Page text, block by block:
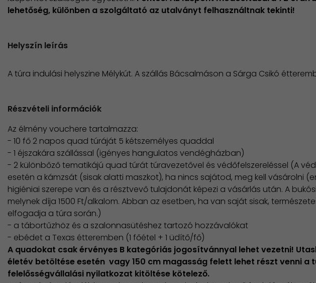
lehetőség, különben a szolgáltató az utalványt felhasználtnak tekinti!
Helyszín leírás
A túra indulási helyszine Mélykút. A szállás Bácsalmáson a Sárga Csikó
Részvételi információk
Az élmény vouchere tartalmazza:
- 10 fő 2 napos quad túráját 5 kétszemélyes quaddal
- 1 éjszakára szállással (igényes hangulatos vendégházban)
- 2 különbőző tematikájú quad túrát túravezetővel és védőfelszereléssel (A
esetén a kámzsát (sisak alatti maszkot), ha nincs sajátod, meg kell vásárolni
higiéniai szerepe van és a résztvevő tulajdonát képezi a vásárlás után. A
melynek díja 1500 Ft/alkalom. Abban az esetben, ha van saját sisak,
elfogadja a túra során.)
- a tábortűzhöz és a szalonnasütéshez tartozó hozzávalókat
- ebédet a Texas étteremben (1 főétel + 1 üdítő/fő)
A quadokat csak érvényes B kategóriás jogosítvánnyal lehet vezetni!
életév betöltése esetén vagy 150 cm magasság felett lehet részt venni a
felelősségvállalási nyilatkozat kitöltése kötelező.